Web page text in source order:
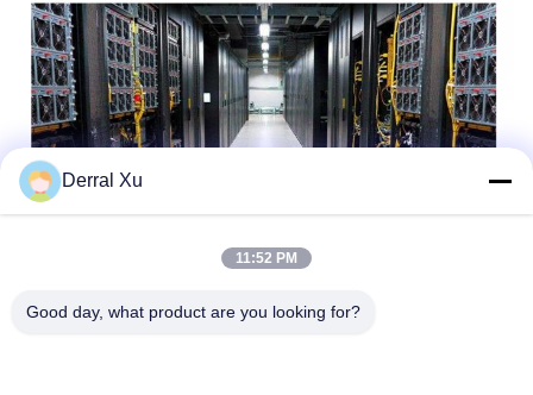
Derral Xu
11:52 PM
Good day, what product are you looking for?